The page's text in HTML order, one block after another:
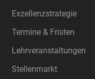
Exzellenzstrategie
Termine & Fristen
Lehrveranstaltungen
Stellenmarkt